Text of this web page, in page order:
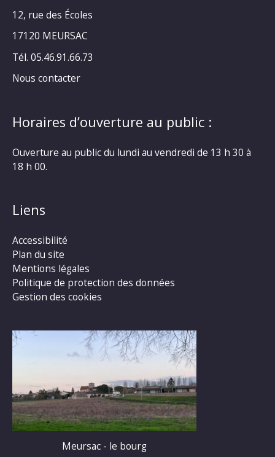
12, rue des Écoles
17120 MEURSAC
Tél. 05.46.91.66.73
Nous contacter
Horaires d’ouverture au public :
Ouverture au public du lundi au vendredi de 13 h 30 à
18 h 00.
Liens
Accessibilité
Plan du site
Mentions légales
Politique de protection des données
Gestion des cookies
Meursac - le bourg